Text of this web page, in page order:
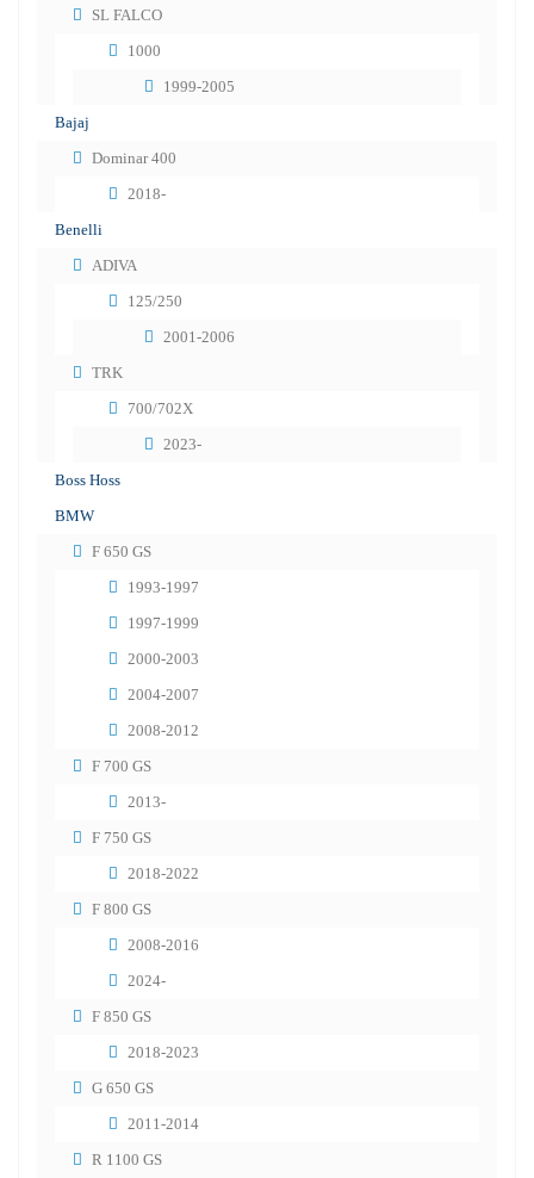
SL FALCO
1000
1999-2005
Bajaj
Dominar 400
2018-
Benelli
ADIVA
125/250
2001-2006
TRK
700/702X
2023-
Boss Hoss
BMW
F 650 GS
1993-1997
1997-1999
2000-2003
2004-2007
2008-2012
F 700 GS
2013-
F 750 GS
2018-2022
F 800 GS
2008-2016
2024-
F 850 GS
2018-2023
G 650 GS
2011-2014
R 1100 GS